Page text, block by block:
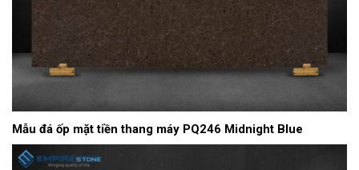
Mẫu đá ốp mặt tiền thang máy PQ246 Midnight Blue